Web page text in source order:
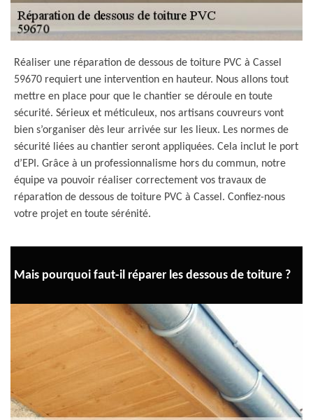
Réaliser une réparation de dessous de toiture PVC à Cassel
59670 requiert une intervention en hauteur. Nous allons tout
mettre en place pour que le chantier se déroule en toute
sécurité. Sérieux et méticuleux, nos artisans couvreurs vont
bien s’organiser dès leur arrivée sur les lieux. Les normes de
sécurité liées au chantier seront appliquées. Cela inclut le port
d’EPI. Grâce à un professionnalisme hors du commun, notre
équipe va pouvoir réaliser correctement vos travaux de
réparation de dessous de toiture PVC à Cassel. Confiez-nous
votre projet en toute sérénité.
Mais pourquoi faut-il réparer les dessous de toiture ?